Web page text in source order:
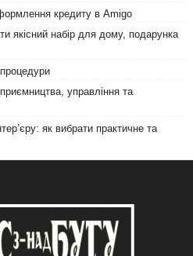
кредиту в Amigo
якісний набір для дому, подарунка
управління та
як вибрати практичне та